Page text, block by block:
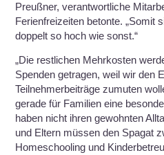
Preußner, verantwortliche
Ferienfreizeiten betonte. „Somit
doppelt so hoch wie sonst.“
„Die restlichen Mehrkosten
Spenden getragen, weil wir den
Teilnehmerbeiträge zumuten
gerade für Familien eine
haben nicht ihren gewohnten
und Eltern müssen den Spagat
Homeschooling und